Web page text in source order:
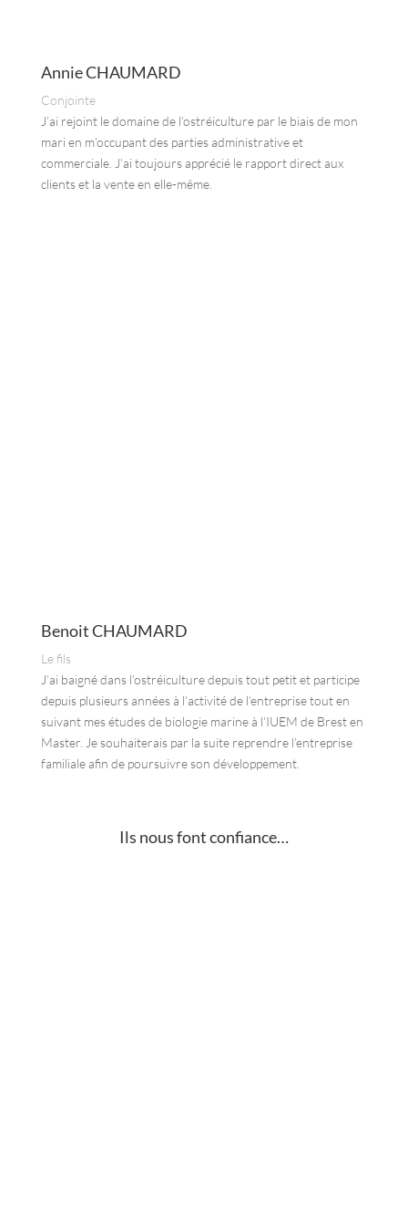
Annie CHAUMARD
Conjointe
J’ai rejoint le domaine de l’ostréiculture par le biais de mon
mari en m’occupant des parties administrative et
commerciale. J’ai toujours apprécié le rapport direct aux
clients et la vente en elle-même.
Benoit CHAUMARD
Le fils
J’ai baigné dans l’ostréiculture depuis tout petit et participe
depuis plusieurs années à l’activité de l’entreprise tout en
suivant mes études de biologie marine à l’IUEM de Brest en
Master. Je souhaiterais par la suite reprendre l’entreprise
familiale afin de poursuivre son développement.
Ils nous font confiance…